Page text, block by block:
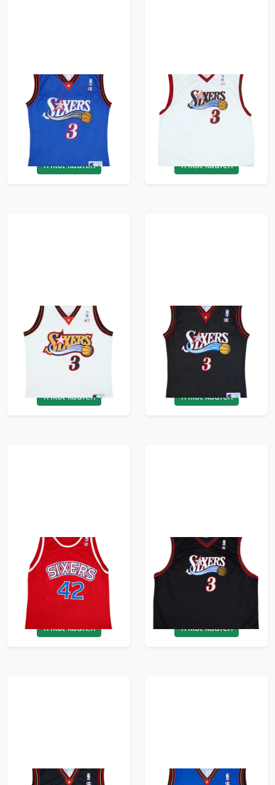
1999-00 Philadelphia
76ers Iverson #3
Champion Alternate
Jersey - 9/10 - (S)
95.99£ · ca. €113
Trikot kaufen
2002-06 Philadelphia
76ers Iverson #3
Reebok Home Jersey -
9/10 - (XXL)
Trikot kaufen
1997-00 Philadelphia
76ers Iverson #3
Champion Home
Jersey - 8/10 - (L)
95.99£ · ca. €113
Trikot kaufen
2000-06 Philadelphia
76ers Iverson #3
Champion Away
Jersey - 9/10 - (S)
95.99£ · ca. €113
Trikot kaufen
1995-97 Philadelphia
76ers Stackhouse #42
Champion Away
Jersey - 9/10 - (XL)
Trikot kaufen
2000-02 Philadelphia
76ers Iverson #3
Champion Away
Jersey - 9/10 - (XXL)
Trikot kaufen